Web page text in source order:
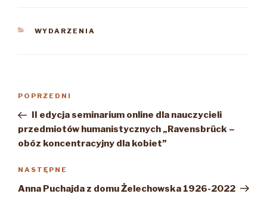
KATEGORIE
WYDARZENIA
Poprzedni
wpis
POPRZEDNI
II edycja seminarium online dla nauczycieli
przedmiotów humanistycznych „Ravensbrück –
obóz koncentracyjny dla kobiet”
Następny
wpis
NASTĘPNE
Anna Puchajda z domu Żelechowska 1926-2022